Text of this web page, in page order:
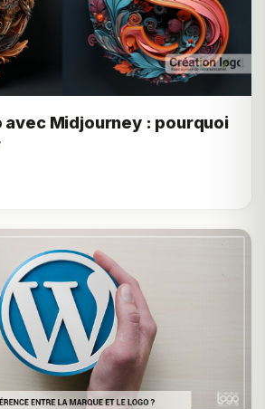
avec Midjourney : pourquoi